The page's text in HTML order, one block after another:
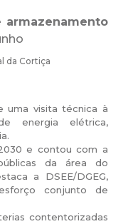
uma visita técnica à
energia elétrica,
e contou com a
da área do
a DSEE/DGEG,
conjunto de
contentorizadas